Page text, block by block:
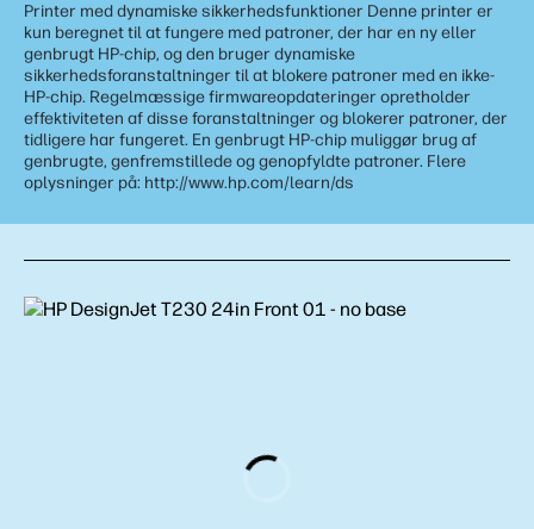
Printer med dynamiske sikkerhedsfunktioner Denne printer er
kun beregnet til at fungere med patroner, der har en ny eller
genbrugt HP-chip, og den bruger dynamiske
sikkerhedsforanstaltninger til at blokere patroner med en ikke-
HP-chip. Regelmæssige firmwareopdateringer opretholder
effektiviteten af disse foranstaltninger og blokerer patroner, der
tidligere har fungeret. En genbrugt HP-chip muliggør brug af
genbrugte, genfremstillede og genopfyldte patroner. Flere
oplysninger på: http://www.hp.com/learn/ds